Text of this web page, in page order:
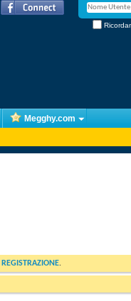
Megghy.com
REGISTRAZIONE.